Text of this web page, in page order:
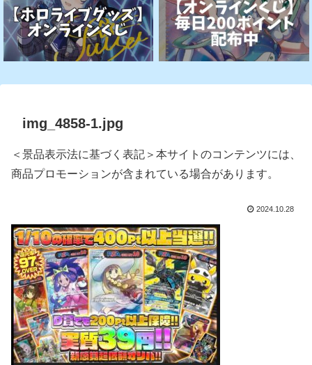
img_4858-1.jpg
＜景品表示法に基づく表記＞本サイトのコンテンツには、
商品プロモーションが含まれている場合があります。
2024.10.28